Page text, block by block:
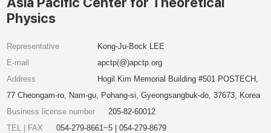
Physics
Representative
Kong-Ju-Bock LEE
E-mail
apctp(@)apctp.org
Address
Hogil Kim Memorial Building #501 POSTECH,
77 Cheongam-ro, Nam-gu, Pohang-si, Gyeongsangbuk-do, 37673, Korea
Business license number
205-82-60012
TEL | FAX
054-279-8661~5 | 054-279-8679